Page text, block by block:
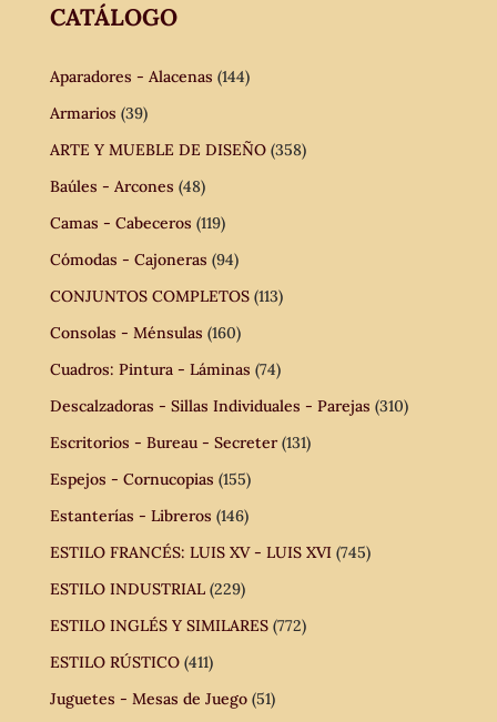
CATÁLOGO
Aparadores - Alacenas (144)
Armarios (39)
ARTE Y MUEBLE DE DISEÑO (358)
Baúles - Arcones (48)
Camas - Cabeceros (119)
Cómodas - Cajoneras (94)
CONJUNTOS COMPLETOS (113)
Consolas - Ménsulas (160)
Cuadros: Pintura - Láminas (74)
Descalzadoras - Sillas Individuales - Parejas (310)
Escritorios - Bureau - Secreter (131)
Espejos - Cornucopias (155)
Estanterías - Libreros (146)
ESTILO FRANCÉS: LUIS XV - LUIS XVI (745)
ESTILO INDUSTRIAL (229)
ESTILO INGLÉS Y SIMILARES (772)
ESTILO RÚSTICO (411)
Juguetes - Mesas de Juego (51)